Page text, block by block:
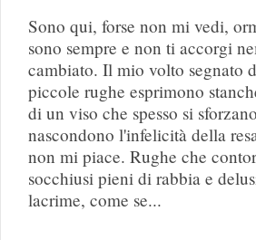
Sono qui, forse non mi vedi,
sono sempre e non ti accorgi
cambiato. Il mio volto segnato
piccole rughe esprimono
di un viso che spesso si
nascondono l'infelicità della
non mi piace. Rughe che
socchiusi pieni di rabbia e
lacrime, come se...